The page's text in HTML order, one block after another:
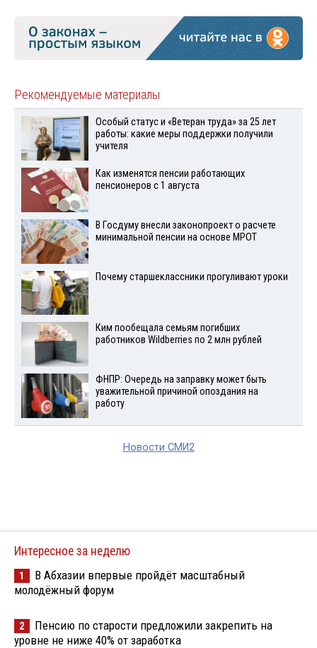
Рекомендуемые материалы
Особый статус и «Ветеран труда» за 25 лет
работы: какие меры поддержки получили
учителя
Как изменятся пенсии работающих
пенсионеров с 1 августа
В Госдуму внесли законопроект о расчете
минимальной пенсии на основе МРОТ
Почему старшеклассники прогуливают уроки
Ким пообещала семьям погибших
работников Wildberries по 2 млн рублей
ФНПР: Очередь на заправку может быть
уважительной причиной опоздания на
работу
Новости СМИ2
Интересное за неделю
1
В Абхазии впервые пройдёт масштабный
молодёжный форум
2
Пенсию по старости предложили закрепить на
уровне не ниже 40% от заработка